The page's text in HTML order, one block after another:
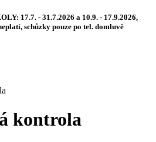
17.7. - 31.7.2026 a 10.9. - 17.9.2026,
schůzky pouze po tel. domluvě
kontrola